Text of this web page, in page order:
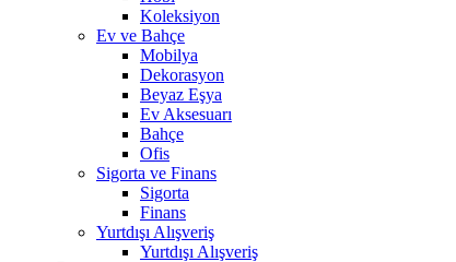
Koleksiyon
Ev ve Bahçe
Mobilya
Dekorasyon
Beyaz Eşya
Ev Aksesuarı
Bahçe
Ofis
Sigorta ve Finans
Sigorta
Finans
Yurtdışı Alışveriş
Yurtdışı Alışveriş